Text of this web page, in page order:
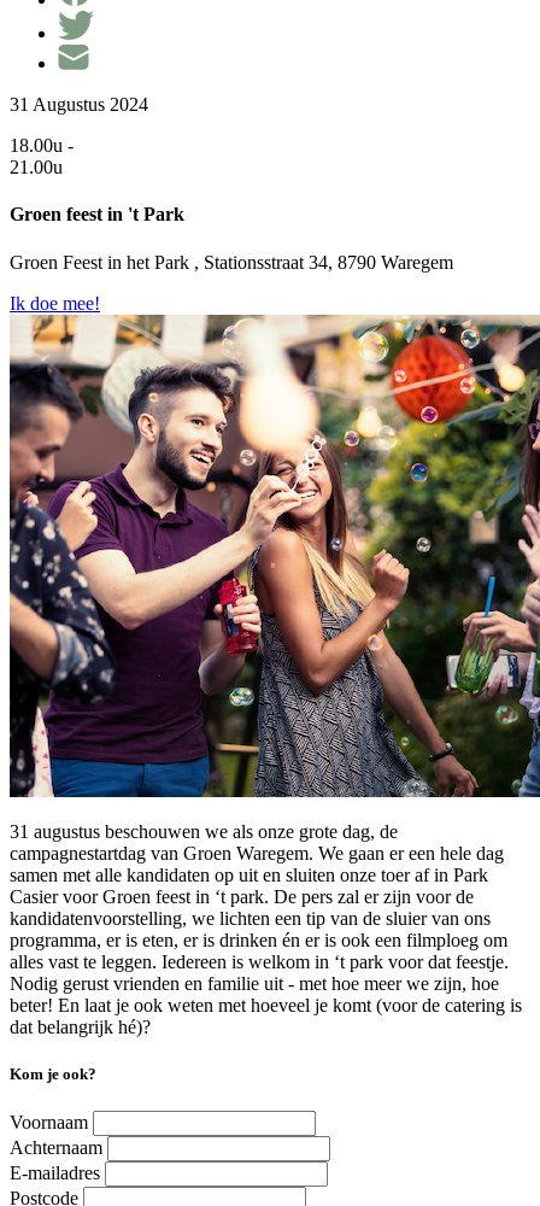
31 Augustus 2024
18.00u -
21.00u
Groen feest in 't Park
Groen Feest in het Park , Stationsstraat 34, 8790 Waregem
Ik doe mee!
31 augustus beschouwen we als onze grote dag, de
campagnestartdag van Groen Waregem. We gaan er een hele dag
samen met alle kandidaten op uit en sluiten onze toer af in Park
Casier voor Groen feest in ‘t park. De pers zal er zijn voor de
kandidatenvoorstelling, we lichten een tip van de sluier van ons
programma, er is eten, er is drinken én er is ook een filmploeg om
alles vast te leggen. Iedereen is welkom in ‘t park voor dat feestje.
Nodig gerust vrienden en familie uit - met hoe meer we zijn, hoe
beter! En laat je ook weten met hoeveel je komt (voor de catering is
dat belangrijk hé)?
Kom je ook?
Voornaam
Achternaam
E-mailadres
Postcode